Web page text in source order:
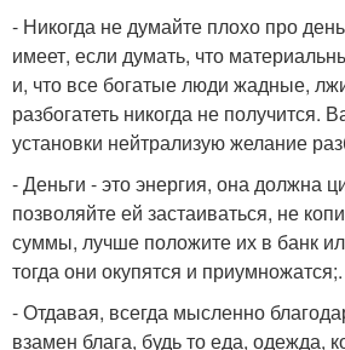
- Никогда не думайте плохо про
имеет, если думать, что
и, что все богатые люди жадные,
разбогатеть никогда не получится.
установки нейтрализую желание
- Деньги - это энергия, она должна
позволяйте ей застаиваться, не
суммы, лучше положите их в банк
тогда они окупятся и приумножатся;.
- Отдавая, всегда мысленно
взамен блага, будь то еда, одежда,